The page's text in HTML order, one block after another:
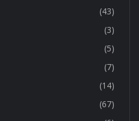
(43)
(3)
(5)
(7)
(14)
(67)